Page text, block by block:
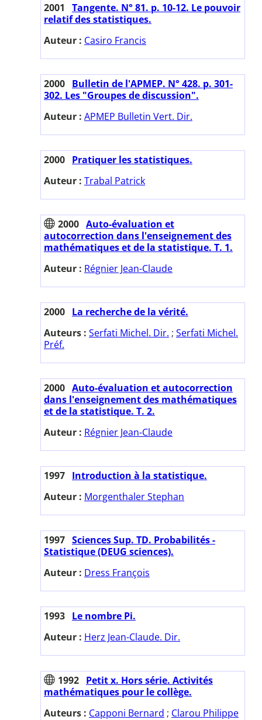
2001
Tangente. N° 81. p. 10-12. Le pouvoir
relatif des statistiques.
Auteur : Casiro Francis
2000 Bulletin de l'APMEP. N° 428. p. 301-
302. Les "Groupes de discussion".
Auteur : APMEP Bulletin Vert. Dir.
2000 Pratiquer les statistiques.
Auteur : Trabal Patrick
2000 Auto-évaluation et
autocorrection dans l'enseignement des
mathématiques et de la statistique. T. 1.
Auteur : Régnier Jean-Claude
2000 La recherche de la vérité.
Auteurs : Serfati Michel. Dir. ; Serfati Michel.
Préf.
2000 Auto-évaluation et autocorrection
dans l'enseignement des mathématiques
et de la statistique. T. 2.
Auteur : Régnier Jean-Claude
1997 Introduction à la statistique.
Auteur : Morgenthaler Stephan
1997 Sciences Sup. TD. Probabilités -
Statistique (DEUG sciences).
Auteur : Dress François
1993 Le nombre Pi.
Auteur : Herz Jean-Claude. Dir.
1992 Petit x. Hors série. Activités
mathématiques pour le collège.
Auteurs : Capponi Bernard ; Clarou Philippe